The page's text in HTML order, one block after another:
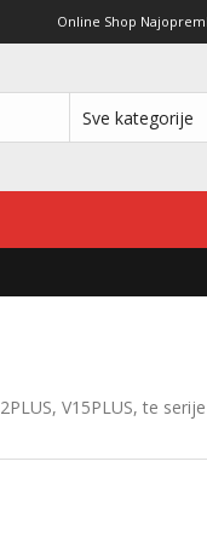
Online Shop
V15PLUS, te